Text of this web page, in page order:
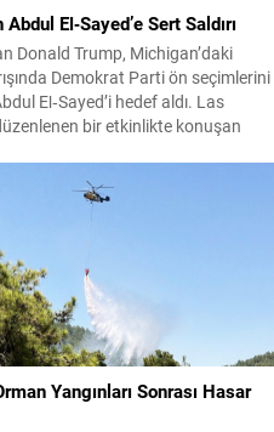
Abdul El‑Sayed’e Sert Saldırı
Donald Trump, Michigan’daki
Demokrat Parti ön seçimlerini
El‑Sayed’i hedef aldı. Las
bir etkinlikte konuşan
duygular taşıyan bir kişi olmakla
“komünist” olarak nitelendirdi.
El‑Sayed’in “Yahudilerden
öne sürerek, bu...
Yangınları Sonrası Hasar